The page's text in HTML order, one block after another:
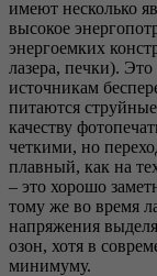
имеют несколько
высокое
энергоемких
лазера, печки).
источникам
питаются
качеству
четкими, но
плавный, как на
– это хорошо
тому же во время
напряжения
озон, хотя в
минимуму.